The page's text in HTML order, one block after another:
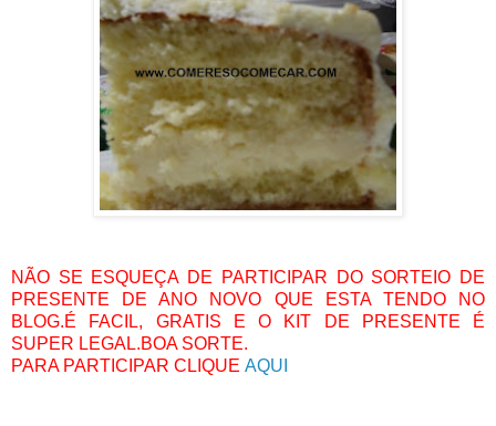
NÃO SE ESQUEÇA DE PARTICIPAR DO SORTEIO DE
PRESENTE DE ANO NOVO QUE ESTA TENDO NO
BLOG.É FACIL, GRATIS E O KIT DE PRESENTE É
SUPER LEGAL.BOA SORTE.
PARA PARTICIPAR CLIQUE AQUI